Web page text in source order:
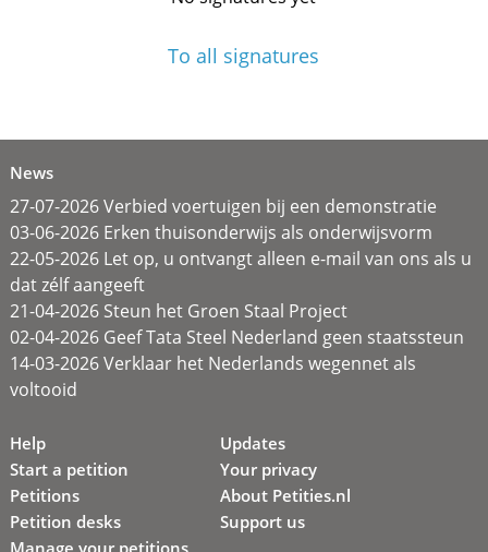
To all signatures
News
27-07-2026 Verbied voertuigen bij een demonstratie
03-06-2026 Erken thuisonderwijs als onderwijsvorm
22-05-2026 Let op, u ontvangt alleen e-mail van ons als u
dat zélf aangeeft
21-04-2026 Steun het Groen Staal Project
02-04-2026 Geef Tata Steel Nederland geen staatssteun
14-03-2026 Verklaar het Nederlands wegennet als
voltooid
Help
Start a petition
Petitions
Petition desks
Updates
Your privacy
About Petities.nl
Support us